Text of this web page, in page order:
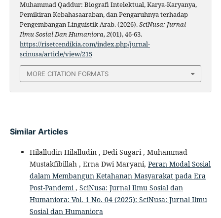
Muhammad Qaddur: Biografi Intelektual, Karya-Karyanya,
Pemikiran Kebahasaaraban, dan Pengaruhnya terhadap
Pengembangan Linguistik Arab. (2026).SciNusa: Jurnal
Ilmu Sosial Dan Humaniora,2(01), 46-63.
https://risetcendikia.com/index.php/jurnal-
scinusa/article/view/215
MORE CITATION FORMATS
Similar Articles
Hilalludin Hilalludin , Dedi Sugari , Muhammad
Mustakfibillah , Erna Dwi Maryani, Peran Modal Sosial
dalam Membangun Ketahanan Masyarakat pada Era
Post-Pandemi, SciNusa: Jurnal Ilmu Sosial dan
Humaniora: Vol. 1 No. 04 (2025): SciNusa: Jurnal Ilmu
Sosial dan Humaniora